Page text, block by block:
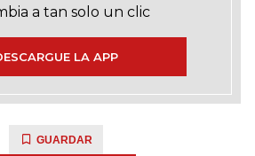
a tan solo un clic
LA APP
GUARDAR